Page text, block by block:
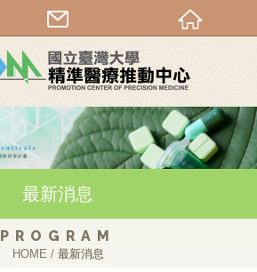
最新消息
PROGRAM
HOME 最新消息